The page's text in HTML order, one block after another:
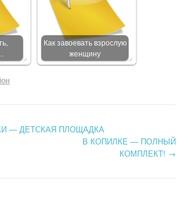
Как завоевать взрослую
женщину
— ДЕТСКАЯ ПЛОЩАДКА
В КОПИЛКЕ — ПОЛНЫЙ
КОМПЛЕКТ! →